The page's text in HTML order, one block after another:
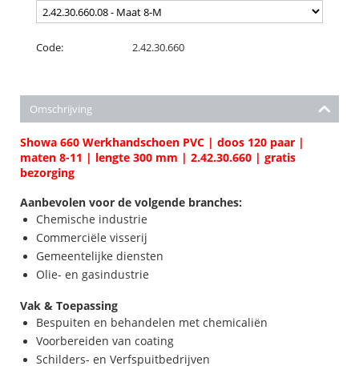
Code: 2.42.30.660
Omschrijving
Showa 660 Werkhandschoen PVC | doos 120 paar |
maten 8-11 | lengte 300 mm | 2.42.30.660 | gratis
bezorging
Aanbevolen voor de volgende branches:
Chemische industrie
Commerciële visserij
Gemeentelijke diensten
Olie- en gasindustrie
Vak & Toepassing
Bespuiten en behandelen met chemicaliën
Voorbereiden van coating
Schilders- en Verfspuitbedrijven